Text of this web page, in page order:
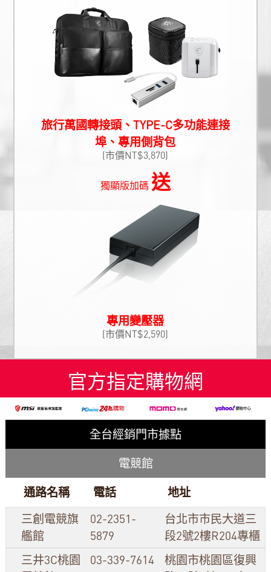
旅行萬國轉接頭、TYPE-C多功能連接
埠、專用側背包
(市價NT$3,870)
獨顯版加碼 送
專用變壓器
(市價NT$2,590)
官方指定購物網
全台經銷門市據點
電競館
通路名稱
電話
地址
三創電競旗
艦館
02-2351-
5879
台北市市民大道三
段2號2樓R204專櫃
三井3C桃園
03-339-7614
桃園市桃園區復興